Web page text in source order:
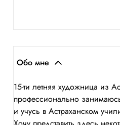
Обо мне
15-ти летняя художница из
профессионально
и учусь в Астраханском